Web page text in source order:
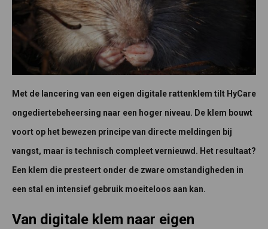
Met de lancering van een eigen digitale rattenklem tilt HyCare
ongediertebeheersing naar een hoger niveau. De klem bouwt
voort op het bewezen principe van directe meldingen bij
vangst, maar is technisch compleet vernieuwd. Het resultaat?
Een klem die presteert onder de zware omstandigheden in
een stal en intensief gebruik moeiteloos aan kan.
Van digitale klem naar eigen